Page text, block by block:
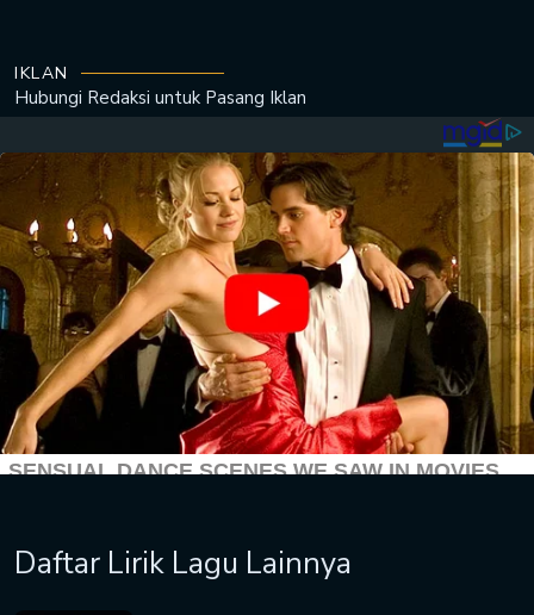
IKLAN
Hubungi Redaksi untuk Pasang Iklan
Daftar Lirik Lagu Lainnya